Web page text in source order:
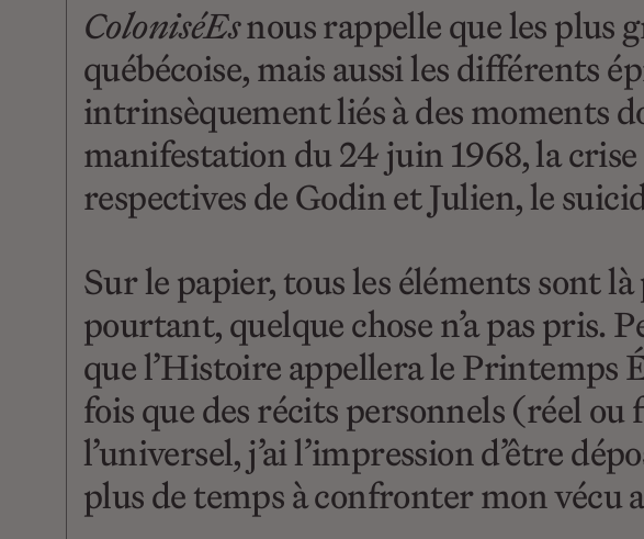
ColoniséEsnous rappelle que les plus
québécoise, mais aussi les différents
intrinsèquement liés à des moments
manifestation du 24 juin 1968, la crise
respectives de Godin et Julien, le
Sur le papier, tous les éléments sont
pourtant, quelque chose n’a pas
que l’Histoire appellera le Printemps
fois que des récits personnels (réel
l’universel, j’ai l’impression d’être
plus de temps à confronter mon vécu